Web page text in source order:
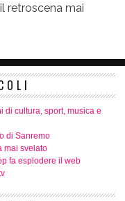
retroscena mai
di cultura, sport, musica e
di Sanremo
mai svelato
fa esplodere il web